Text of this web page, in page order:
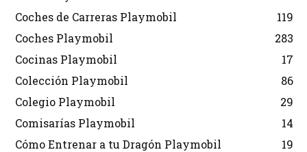
Coches de Carreras Playmobil
119
Coches Playmobil
283
Cocinas Playmobil
17
Colección Playmobil
86
Colegio Playmobil
29
Comisarías Playmobil
14
Cómo Entrenar a tu Dragón Playmobil
19